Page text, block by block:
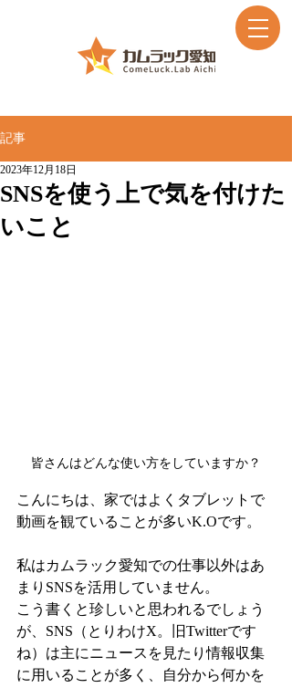
記事
SNSを使う上で気を付けた
いこと
2023年12月18日
皆さんはどんな使い方をしていますか？
こんにちは、家ではよくタブレットで
動画を観ていることが多いK.Oです。
私はカムラック愛知での仕事以外はあ
まりSNSを活用していません。
こう書くと珍しいと思われるでしょう
が、SNS（とりわけX。旧Twitterです
ね）は主にニュースを見たり情報収集
に用いることが多く、自分から何かを